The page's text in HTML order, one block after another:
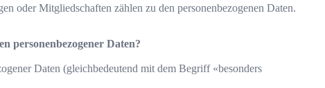
oder Mitgliedschaften zählen zu den personenbezogenen Daten.
personenbezogener Daten?
Daten (gleichbedeutend mit dem Begriff «besonders